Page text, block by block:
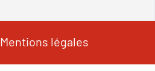
Mentions légales